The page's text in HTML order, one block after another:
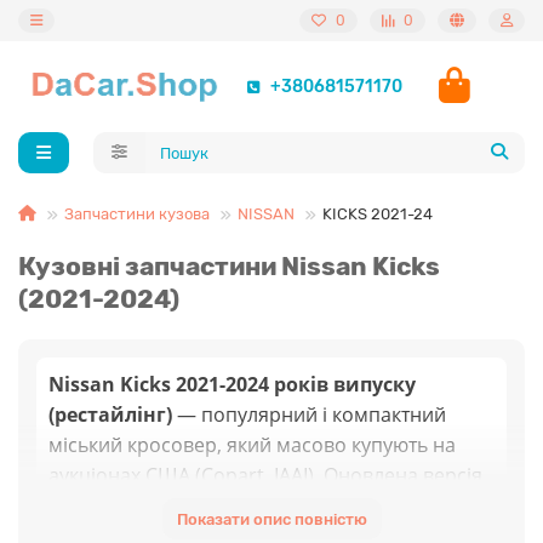
0 0
+380681571170
Запчастини кузова NISSAN KICKS 2021-24
Кузовні запчастини Nissan Kicks
(2021-2024)
Nissan Kicks 2021-2024 років випуску
(рестайлінг)— популярний і компактний
міський кросовер, який масово купують на
аукціонах США (Copart, IAAI). Оновлена версія
Показати опис повністю